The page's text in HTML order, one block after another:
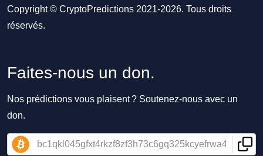
Copyright © CryptoPredictions 2021-2026. Tous droits
réservés.
Faites-nous un don.
Nos prédictions vous plaisent ? Soutenez-nous avec un
don.